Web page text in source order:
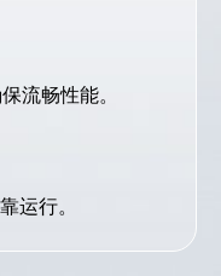
流畅性能。
运行。